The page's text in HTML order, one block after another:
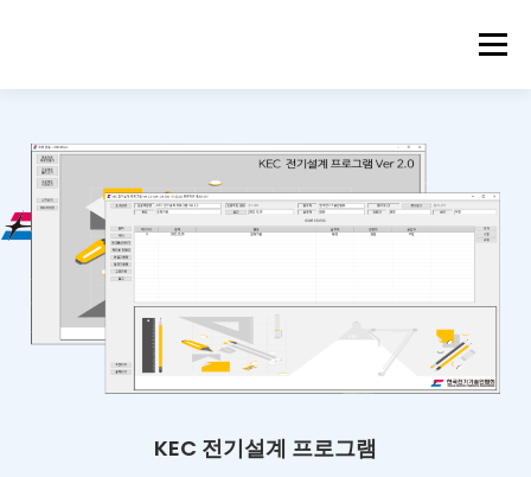
메뉴
KEC 전기설계 프로그램